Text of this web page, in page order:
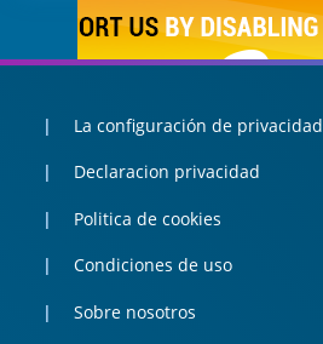
La configuración de privacidad
Declaracion privacidad
Politica de cookies
Condiciones de uso
Sobre nosotros